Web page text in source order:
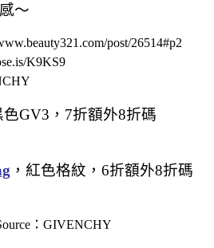
～
色GV3，7折額外8折碼
，紅色格紋，6折額外8折碼